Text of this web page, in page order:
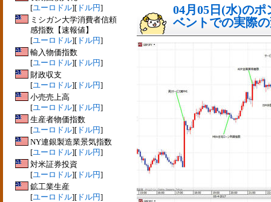
[ユーロドル][ ドル円]
ミシガン大学消費者信頼
感指数【速報値】
[ユーロドル][ ドル円]
輸入物価指数
[ユーロドル][ ドル円]
財政収支
[ユーロドル][ ドル円]
小売売上高
[ユーロドル][ ドル円]
生産者物価指数
[ユーロドル][ ドル円]
NY連銀製造業景気指数
[ユーロドル][ ドル円]
対米証券投資
[ユーロドル][ ドル円]
鉱工業生産
[ユーロドル][ ドル円]
04月05日(水)の
ベントでの実際